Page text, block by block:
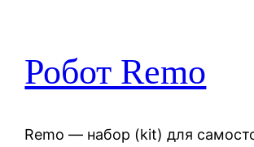
Робот Remo
Remo — набор (kit) для